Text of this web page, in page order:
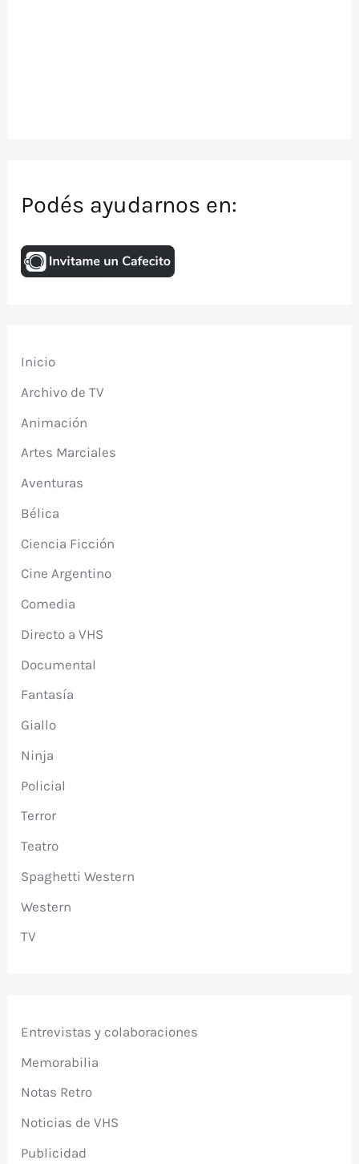
Podés ayudarnos en:
Inicio
Archivo de TV
Animación
Artes Marciales
Aventuras
Bélica
Ciencia Ficción
Cine Argentino
Comedia
Directo a VHS
Documental
Fantasía
Giallo
Ninja
Policial
Terror
Teatro
Spaghetti Western
Western
TV
Entrevistas y colaboraciones
Memorabilia
Notas Retro
Noticias de VHS
Publicidad